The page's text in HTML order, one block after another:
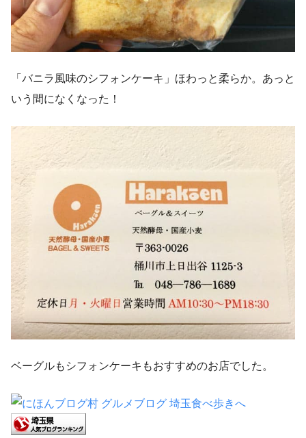
「バニラ風味のシフォンケーキ」ほわっと柔らか。あっと
いう間になくなった！
ベーグルもシフォンケーキもおすすめのお店でした。